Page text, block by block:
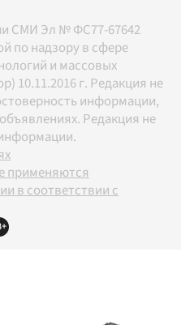
СМИ Эл № ФС77-67642
по надзору в сфере
и массовых
10.11.2016 г. Редакция не
информации,
Редакция не
применяются
в соответствии с